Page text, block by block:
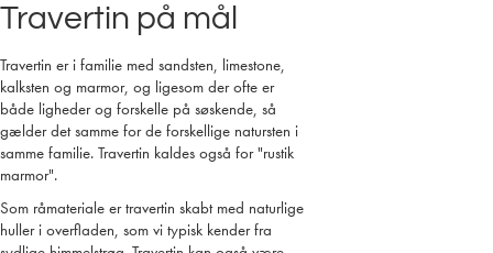
Travertin på mål
Travertin er i familie med sandsten, limestone,
kalksten og marmor, og ligesom der ofte er
både ligheder og forskelle på søskende, så
gælder det samme for de forskellige natursten i
samme familie. Travertin kaldes også for "rustik
marmor".
Som råmateriale er travertin skabt med naturlige
huller i overfladen, som vi typisk kender fra